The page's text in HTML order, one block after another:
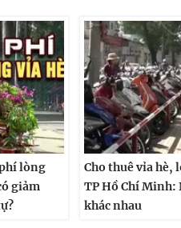
lòng
giảm
Cho thuê vỉa hè,
TP Hồ Chí Minh:
khác nhau